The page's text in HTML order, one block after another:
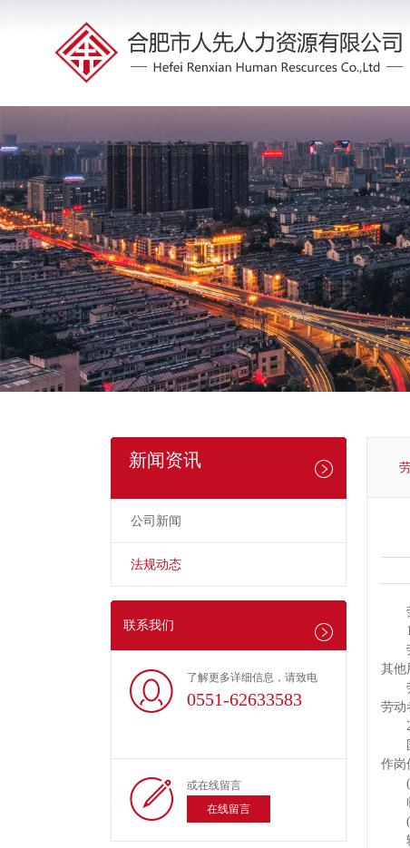
新闻资讯
公司新闻
法规动态
联系我们
了解更多详细信息，请致电
0551-62633583
或在线留言
在线留言
劳
1
劳
其他
劳
劳动
2
国
作岗
(1)
临
(2)
辅